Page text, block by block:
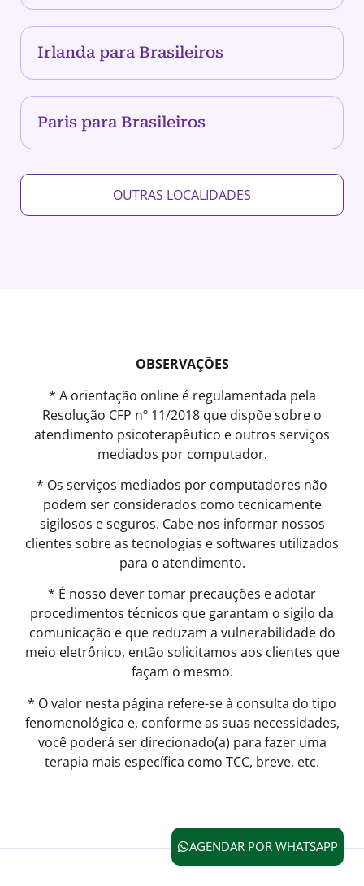
Irlanda para Brasileiros
Paris para Brasileiros
OUTRAS LOCALIDADES
OBSERVAÇÕES
* A orientação online é regulamentada pela
Resolução CFP nº 11/2018 que dispõe sobre o
atendimento psicoterapêutico e outros serviços
mediados por computador.
* Os serviços mediados por computadores não
podem ser considerados como tecnicamente
sigilosos e seguros. Cabe-nos informar nossos
clientes sobre as tecnologias e softwares utilizados
para o atendimento.
* É nosso dever tomar precauções e adotar
procedimentos técnicos que garantam o sigilo da
comunicação e que reduzam a vulnerabilidade do
meio eletrônico, então solicitamos aos clientes que
façam o mesmo.
* O valor nesta página refere-se à consulta do tipo
fenomenológica e, conforme as suas necessidades,
você poderá ser direcionado(a) para fazer uma
terapia mais específica como TCC, breve, etc.
AGENDAR POR WHATSAPP